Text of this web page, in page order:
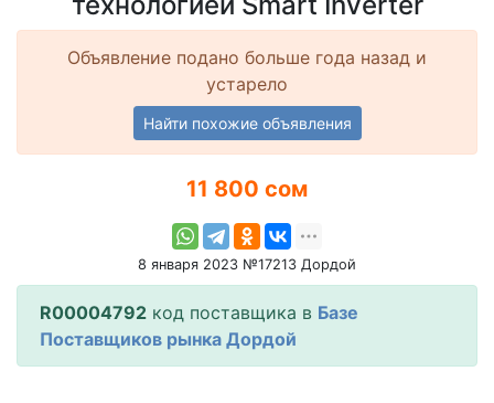
Объявление подано больше года назад и
устарело
Найти похожие объявления
11 800 сом
8 января 2023 №17213 Дордой
R00004792 код поставщика в Базе
Поставщиков рынка Дордой